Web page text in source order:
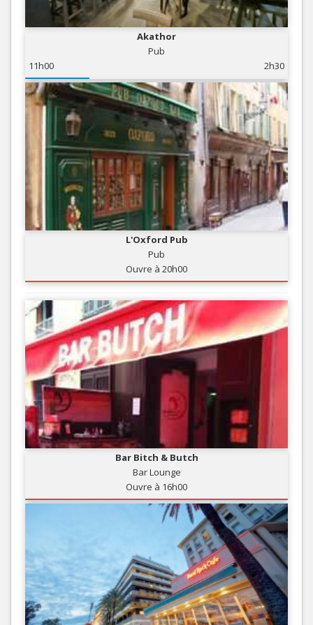
Akathor
Pub
11h00
2h30
L'Oxford Pub
Pub
Ouvre à 20h00
Bar Bitch & Butch
Bar Lounge
Ouvre à 16h00